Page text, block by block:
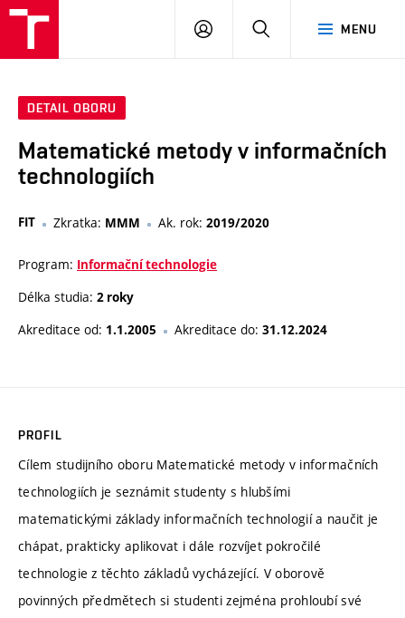
MENU
PŘIHLÁSIT
DETAIL OBORU
Matematické metody v informačních
technologiích
FIT Zkratka: MMM Ak. rok: 2019/2020
Program: Informační technologie
Délka studia: 2 roky
Akreditace od: 1.1.2005 Akreditace do: 31.12.2024
PROFIL
Cílem studijního oboru Matematické metody v informačních
technologiích je seznámit studenty s hlubšími
matematickými základy informačních technologií a naučit je
chápat, prakticky aplikovat i dále rozvíjet pokročilé
technologie z těchto základů vycházející. V oborově
povinných předmětech si studenti zejména prohloubí své